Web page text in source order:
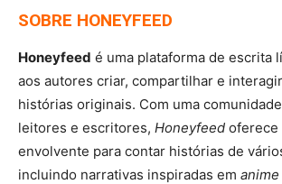
SOBRE HONEYFEED
Honeyfeed é uma plataforma de escrita
aos autores criar, compartilhar e
histórias originais. Com uma
leitores e escritores, Honeyfeed oferece
envolvente para contar histórias de
incluindo narrativas inspiradas em anime